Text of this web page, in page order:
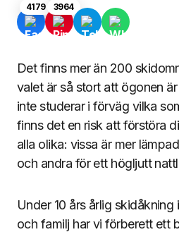
4179 3964
Det finns mer än 200
valet är så stort att ögonen
inte studerar i förväg vilka
finns det en risk att förstöra
alla olika: vissa är mer
och andra för ett högljutt
Under 10 års årlig skidåkning
och familj har vi förberett ett